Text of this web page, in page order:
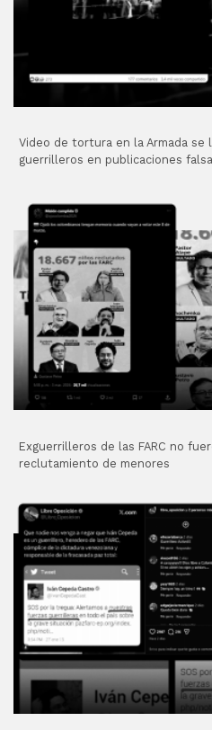
Video de tortura en la Armada se
guerrilleros en publicaciones
Exguerrilleros de las FARC no
reclutamiento de menores